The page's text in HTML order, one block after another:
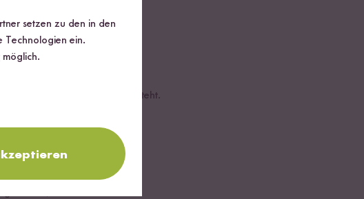
und eine cremige Masse entsteht.
Zucker verfeinern.
kalt oder warm.
setzen zu den in den
Technologien ein.
möglich.